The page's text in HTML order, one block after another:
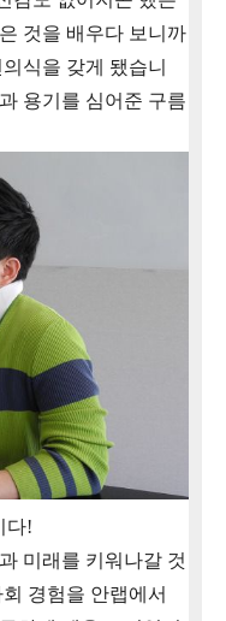
것을 배우다 보니까
식을 갖게 됐습니
용기를 심어준 구름
다!
미래를 키워나갈 것
경험을 안랩에서